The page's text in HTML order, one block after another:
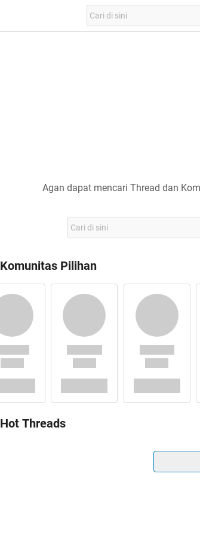
Agan dapat mencari Thread dan
Komunitas Pilihan
Hot Threads